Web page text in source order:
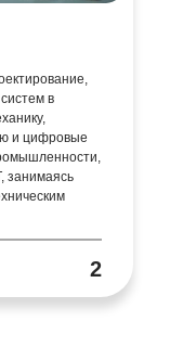
в
и цифровые
занимаясь
2